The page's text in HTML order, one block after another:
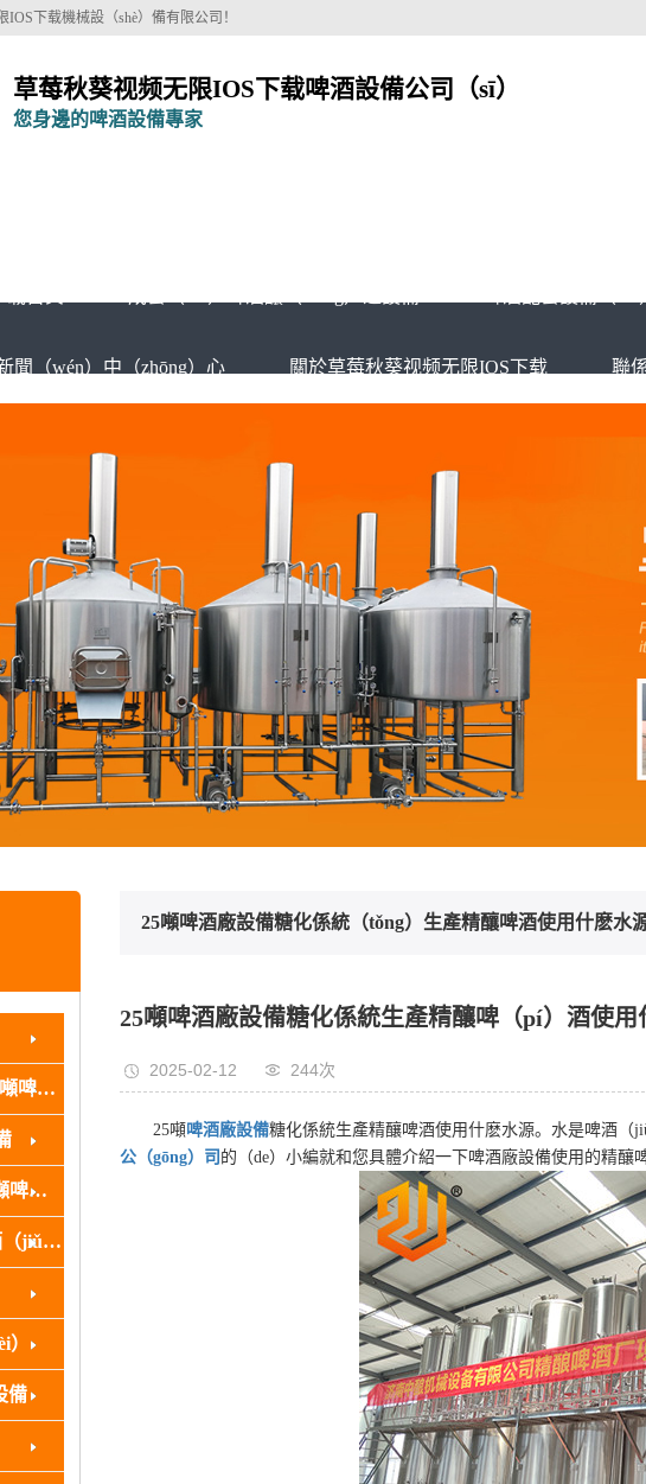
下载機械設（shè）備有限公司！
草莓秋葵视频无限IOS下载啤酒設備公司（sī）
您身邊的啤酒設備專家
首頁
聞（wén）中（zhōng）心 關於草莓秋葵视频无限IOS下载 聯
年產1萬-10萬（wàn）噸啤酒設（shè）備
年產1千-3千（qiān）噸啤酒設備
小型（xíng）精釀啤酒（jiǔ）廠釀造設備
備
25噸啤酒廠設備糖化係統（tǒng）生產精釀啤酒使用什麽水
25噸啤酒廠設備糖化係統生產精釀啤（pí）酒使
2025-02-12 244次
25噸 啤酒廠設備糖化係統生產精釀啤酒使用什麽水源。水是啤酒（
公（gōng）司 的（de）小編就和您具體介紹一下啤酒廠設備使用的精釀